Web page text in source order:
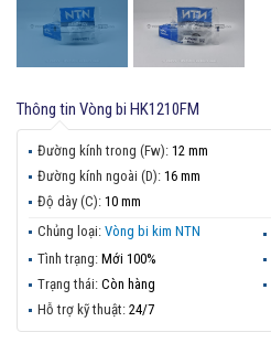
Thông tin Vòng bi HK1210FM
Đường kính trong (Fw): 12 mm
Đường kính ngoài (D): 16 mm
Độ dày (C): 10 mm
Chủng loại: Vòng bi kim NTN
Tình trạng: Mới 100%
Trạng thái: Còn hàng
Hỗ trợ kỹ thuật: 24/7